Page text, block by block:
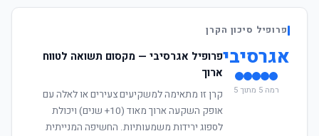
פרופיל סיכון הקרן
אגרסיבי
רמה 5 מתוך 5
פרופיל אגרסיבי — מקסום תשואה לטווח
ארוך
קרן זו מתאימה למשקיעים צעירים או לאלה עם
אופק השקעה ארוך מאוד (10+ שנים) ויכולת
לספוג ירידות משמעותיות. החשיפה המנייתית